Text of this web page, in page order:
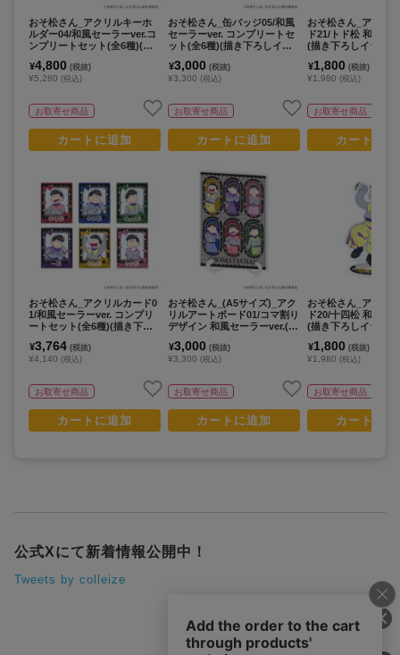
おそ松さん_アクリルキーホ
ルダー04/和風セーラーver.コ
ンプリートセット(全6種)(描
ートセット/6個入り】
¥4,800 (税抜)
¥5,280 (税込)
お取寄せ商品
カートに追加
おそ松さん_アクリルカード0
1/和風セーラーver. コンプリ
ートセット(全6種)(描き下ろ
ット/6個入り】
¥3,764 (税抜)
¥4,140 (税込)
お取寄せ商品
カートに追加
おそ松さん_缶バッジ05/和風
セーラーver. コンプリートセ
ット(全6種)(描き下ろしイラ
個入り】
¥3,000 (税抜)
¥3,300 (税込)
お取寄せ商品
カートに追加
おそ松さん_(A5サイズ)_アク
リルアートボード01/コマ割り
デザイン 和風セーラーver.(描
¥3,000 (税抜)
¥3,300 (税込)
お取寄せ商品
カートに追加
おそ松さん_アクリ
ド21/トド松 和風セ
(描き下ろしイラス
¥1,800 (税抜)
¥1,980 (税込)
お取寄せ商品
カートに
おそ松さん_アクリ
ド20/十四松 和風セ
(描き下ろしイラス
¥1,800 (税抜)
¥1,980 (税込)
お取寄せ商品
カートに
公式Xにて新着情報公開中！
Tweets by colleize